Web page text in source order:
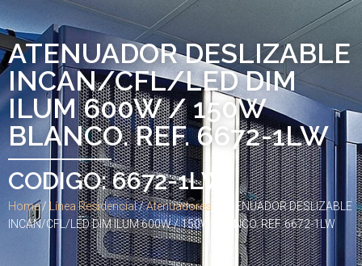
ATENUADOR DESLIZABLE
INCAN/CFL/LED DIM
ILUM 600W / 150W
BLANCO. REF. 6672-1LW
CODIGO: 6672-1LW
Home/ Línea Residencial/Atenuadores / ATENUADOR DESLIZABLE
INCAN/CFL/LED DIM ILUM 600W / 150W BLANCO. REF. 6672-1LW